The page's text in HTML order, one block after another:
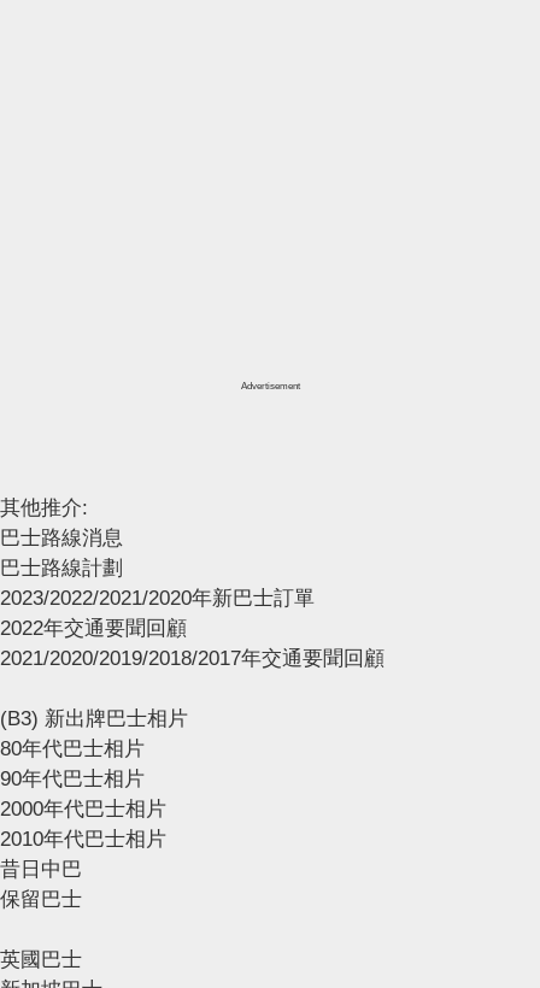
Advertisement
其他推介:
巴士路線消息
巴士路線計劃
2023/2022/2021/2020年新巴士訂單
2022年交通要聞回顧
2021/2020/2019/2018/2017年交通要聞回顧
(B3) 新出牌巴士相片
80年代巴士相片
90年代巴士相片
2000年代巴士相片
2010年代巴士相片
昔日中巴
保留巴士
英國巴士